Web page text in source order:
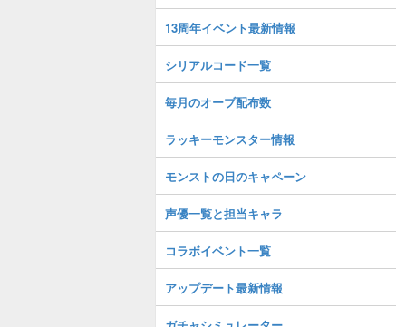
13周年イベント最新情報
シリアルコード一覧
毎月のオーブ配布数
ラッキーモンスター情報
モンストの日のキャペーン
声優一覧と担当キャラ
コラボイベント一覧
アップデート最新情報